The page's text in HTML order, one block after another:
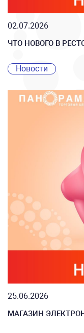
02.07.2026
ЧТО НОВОГО В
Новости
25.06.2026
МАГАЗИН